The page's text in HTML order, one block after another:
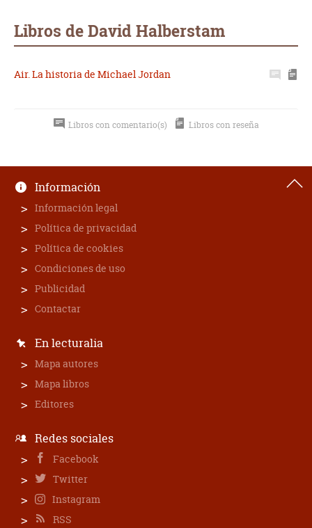
Libros de David Halberstam
Air. La historia de Michael Jordan
Libros con comentario(s) Libros con reseña
Información
Información legal
Política de privacidad
Política de cookies
Condiciones de uso
Publicidad
Contactar
En lecturalia
Mapa autores
Mapa libros
Editores
Redes sociales
Facebook
Twitter
Instagram
RSS